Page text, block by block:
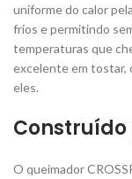
uniforme do calor
frios e permitindo
temperaturas que
excelente em tostar,
eles.
O queimador